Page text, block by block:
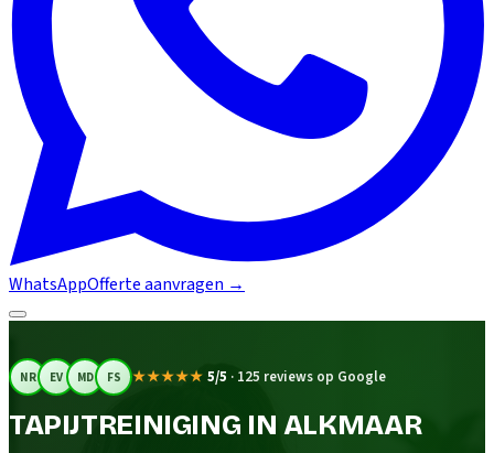
WhatsAppOfferte aanvragen →
NR EV MD FS ★★★★★ 5/5 · 125 reviews op Google
TAPIJTREINIGING IN ALKMAAR